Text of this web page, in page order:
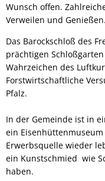
Wunsch offen.
Verweilen und Genießen.
Das Barockschloß des
prächtigen
Wahrzeichen des
Forstwirtschaftliche
Pfalz.
In der Gemeinde ist in
ein
Erwerbsquelle wieder
ein Kunstschmied wie
haben.